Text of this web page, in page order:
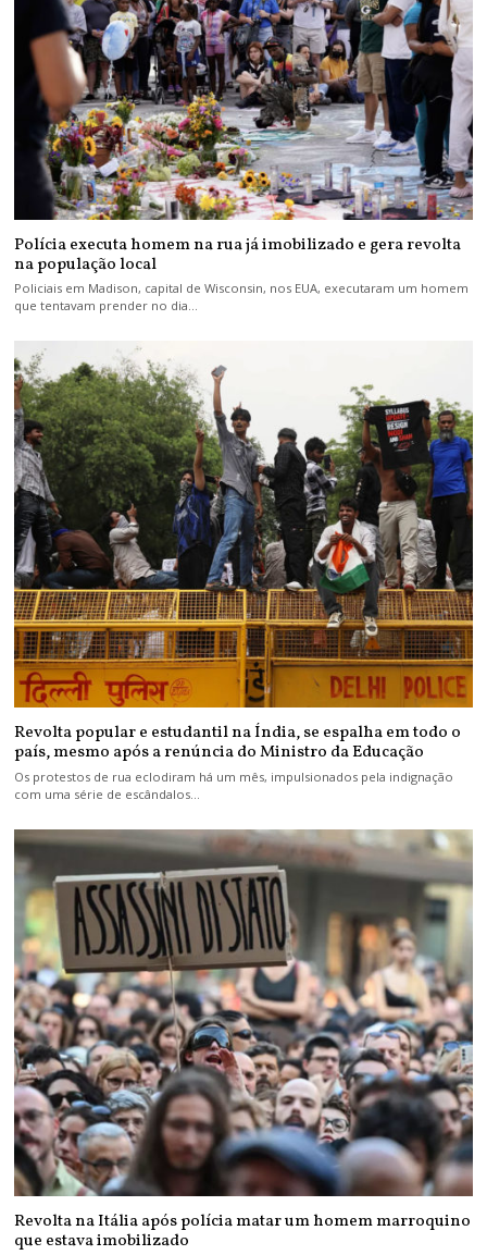
Polícia executa homem na rua já imobilizado e gera revolta
na população local
Policiais em Madison, capital de Wisconsin, nos EUA, executaram um homem
que tentavam prender no dia…
Revolta popular e estudantil na Índia, se espalha em todo o
país, mesmo após a renúncia do Ministro da Educação
Os protestos de rua eclodiram há um mês, impulsionados pela indignação
com uma série de escândalos…
Revolta na Itália após polícia matar um homem marroquino
que estava imobilizado